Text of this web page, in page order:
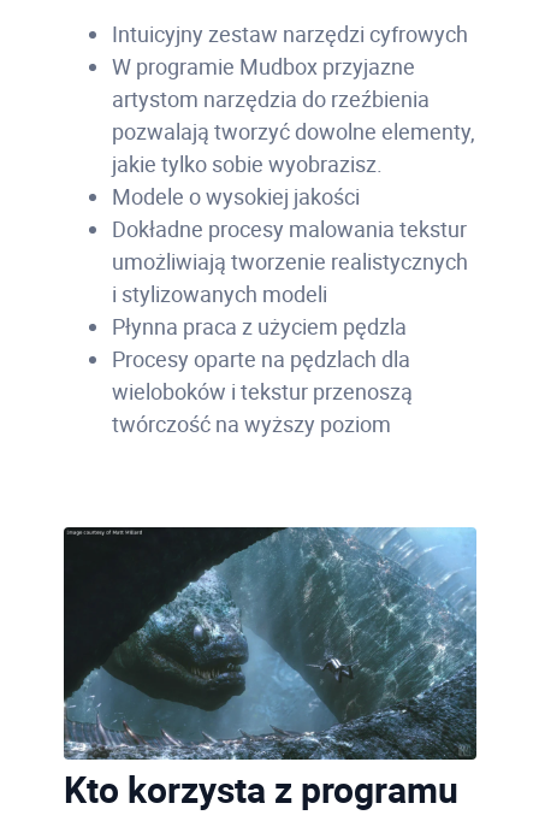
Intuicyjny zestaw narzędzi cyfrowych
W programie Mudbox przyjazne
artystom narzędzia do rzeźbienia
pozwalają tworzyć dowolne elementy,
jakie tylko sobie wyobrazisz.
Modele o wysokiej jakości
Dokładne procesy malowania tekstur
umożliwiają tworzenie realistycznych
i stylizowanych modeli
Płynna praca z użyciem pędzla
Procesy oparte na pędzlach dla
wieloboków i tekstur przenoszą
twórczość na wyższy poziom
Kto korzysta z programu